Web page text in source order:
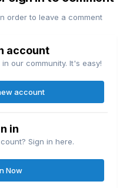
order to leave a comment
account
our community. It's easy!
account
in
Sign in here.
Now